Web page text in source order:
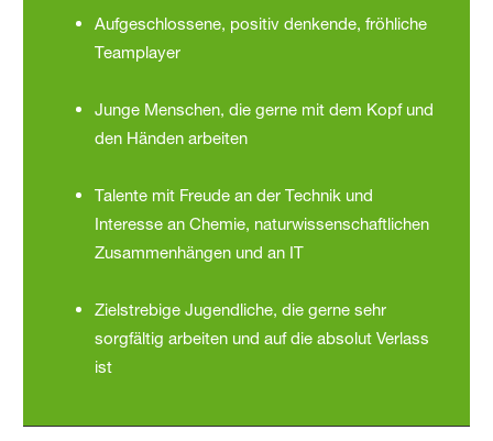
Aufgeschlossene, positiv denkende, fröhliche
Teamplayer
Junge Menschen, die gerne mit dem Kopf und
den Händen arbeiten
Talente mit Freude an der Technik und
Interesse an Chemie, naturwissenschaftlichen
Zusammenhängen und an IT
Zielstrebige Jugendliche, die gerne sehr
sorgfältig arbeiten und auf die absolut Verlass
ist